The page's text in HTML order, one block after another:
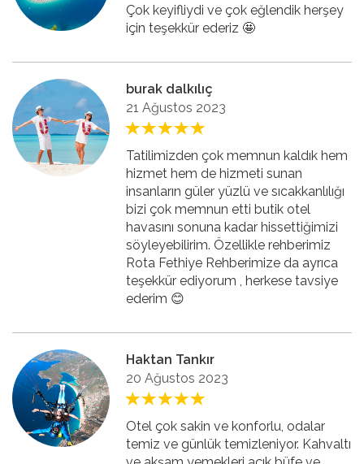
Çok keyifliydi ve çok eğlendik herşey
için teşekkür ederiz 🤩
burak dalkılıç
21 Ağustos 2023
Tatilimizden çok memnun kaldık hem
hizmet hem de hizmeti sunan
insanların güler yüzlü ve sıcakkanlılığı
bizi çok memnun etti butik otel
havasını sonuna kadar hissettiğimizi
söyleyebilirim. Özellikle rehberimiz
Rota Fethiye Rehberimize da ayrıca
teşekkür ediyorum , herkese tavsiye
ederim 😊
Haktan Tankır
20 Ağustos 2023
Otel çok sakin ve konforlu, odalar
temiz ve günlük temizleniyor. Kahvaltı